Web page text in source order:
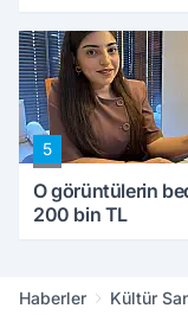
5
O görüntülerin
200 bin TL
Haberler Kültür